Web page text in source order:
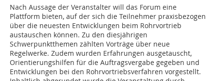
Nach Aussage der Veranstalter will das Forum eine
Plattform bieten, auf der sich die Teilnehmer praxisbezogen
über die neuesten Entwicklungen beim Rohrvortrieb
austauschen können. Zu den diesjährigen
Schwerpunktthemen zählten Vorträge über neue
Regelwerke. Zudem wurden Erfahrungen ausgetauscht,
Orientierungshilfen für die Auftragsvergabe gegeben und
Entwicklungen bei den Rohrvortriebsverfahren vorgestellt.